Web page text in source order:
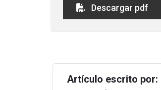
Descargar pdf
Artículo escrito por: